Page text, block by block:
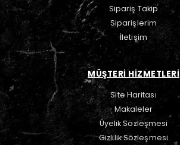
Sipariş Takip
Siparişlerim
İletişim
MÜŞTERİ HİZMETLERİ
Site Haritası
Makaleler
Üyelik Sözleşmesi
Gizlilik Sözleşmesi